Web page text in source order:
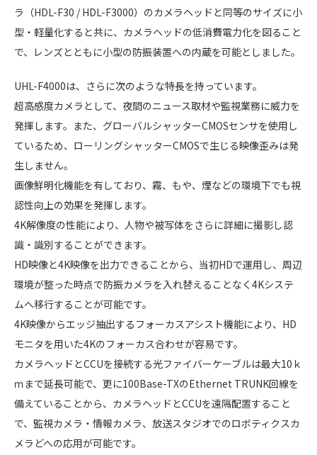
ラ（HDL-F30 / HDL-F3000）のカメラヘッドと同等のサイズに小
型・軽量化すると共に、カメラヘッドの低消費電力化を図ること
で、レンズとともに小型の防振装置への内蔵を可能としました。
UHL-F4000は、さらに次のような特長を持っています。
超高感度カメラとして、夜間のニュース取材や監視業務に威力を
発揮します。また、グローバルシャッターCMOSセンサを使用し
ているため、ローリングシャッターCMOSで生じる映像歪みは発
生しません。
画像鮮明化機能を有しており、霧、もや、煙などの環境下でも視
認性向上の効果を発揮します。
4K解像度の性能により、人物や被写体をさらに詳細に撮影し認
識・識別することができます。
HD映像と4K映像を出力できることから、当初HDで運用し、周辺
環境が整った時点で防振カメラを入れ替えることなく4Kシステ
ムへ移行することが可能です。
4K映像からエッジ抽出するフォーカスアシスト機能により、HD
モニタを用いた4Kのフォーカス合わせが容易です。
カメラヘッドとCCUを接続する光ファイバーケーブルは最大10ｋ
ｍまで延長可能で、更に100Base-TXのEthernet TRUNK回線を
備えていることから、カメラヘッドとCCUを遠隔配置すること
で、監視カメラ・情報カメラ、放送スタジオでのロボティクスカ
メラどへの応用が可能です。